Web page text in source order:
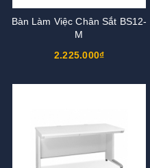
Bàn Làm Việc Chân Sắt BS12-
M
2.225.000₫